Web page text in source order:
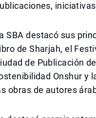
SBA destacó sus
de Sharjah, el
de Publicación
Onshur y
obras de autores